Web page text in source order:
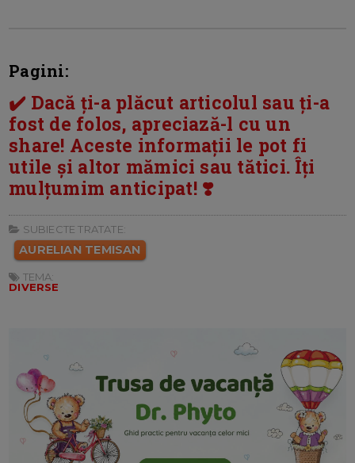
Pagini:
✔️ Dacă ți-a plăcut articolul sau ți-a
fost de folos, apreciază-l cu un
share! Aceste informații le pot fi
utile și altor mămici sau tătici. Îți
mulțumim anticipat! ❣️
SUBIECTE TRATATE:
AURELIAN TEMISAN
TEMA:
DIVERSE